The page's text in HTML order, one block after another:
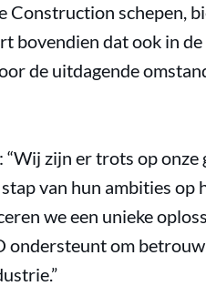
Construction schepen,
bovendien dat ook in
de uitdagende
zijn er trots op onze
van hun ambities op
we een unieke
ondersteunt om